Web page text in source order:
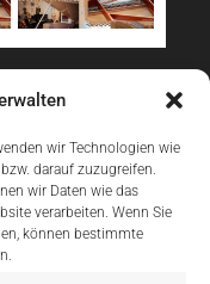
wir Technologien wie
darauf zuzugreifen.
wir Daten wie das
verarbeiten. Wenn Sie
können bestimmte